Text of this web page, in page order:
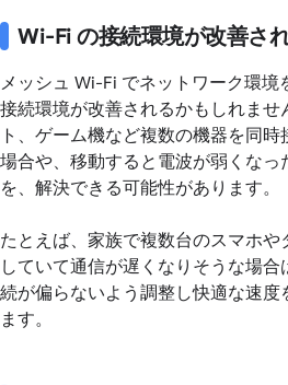
Wi-Fi の接続環境が改善さ
メッシュ Wi-Fi でネットワーク環
接続環境が改善されるかもしれませ
ト、ゲーム機など複数の機器を同
場合や、移動すると電波が弱くなっ
を、解決できる可能性があります。
たとえば、家族で複数台のスマホ
していて通信が遅くなりそうな場
続が偏らないよう調整し快適な速
ます。